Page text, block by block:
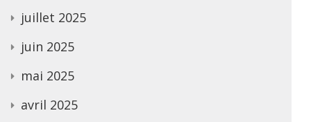
juillet 2025
juin 2025
mai 2025
avril 2025